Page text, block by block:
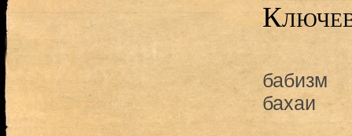
бабизм
бахаи